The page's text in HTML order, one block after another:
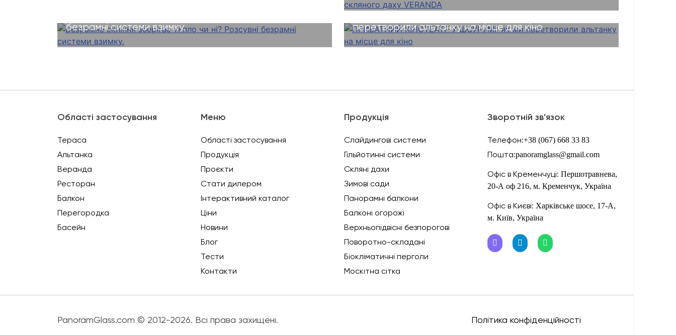
безрамні системи взимку.
ПРИВАТНИЙ КІНОТЕАТР У ШОУРУМІ: як ми
перетворили альтанку на місце для кіно
Області застосування
Тераса
Альтанка
Веранда
Ресторан
Балкон
Перегородка
Басейн
Меню
Області застосування
Продукція
Проєкти
Стати дилером
Інтерактивний каталог
Ціни
Новини
Блог
Тести
Контакти
Продукція
Слайдингові системи
Гільйотинні системи
Скляні дахи
Зимові сади
Панорамні балкони
Балконі огорожі
Верхньопідвісні безпорогові
Поворотно-складані
Біокліматичні перголи
Москітна сітка
Зворотній зв'язок
Телефон:+38 (067) 668 33 83
Пошта:panoramglass@gmail.com
Офіс в Кременчуці: Першотравнева,
20-А оф 216, м. Кременчук, Україна
Офіс в Києві: Харківське шосе, 17-А,
м. Київ, Україна
PanoramGlass.com © 2012-2026. Всі права захищені. Політика конфіденційності